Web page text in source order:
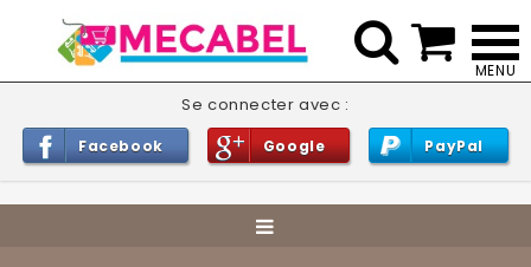
Se connecter avec :
Facebook Google PayPal
 